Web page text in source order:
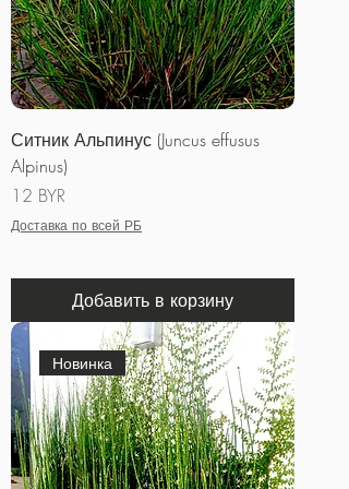
Ситник Альпинус (Juncus effusus
Alpinus)
Цена
12 BYR
Доставка по всей РБ
Добавить в корзину
Новинка